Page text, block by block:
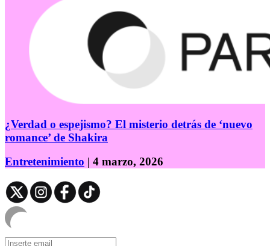
¿Verdad o espejismo? El misterio detrás de ‘nuevo
romance’ de Shakira
Entretenimiento | 4 marzo, 2026